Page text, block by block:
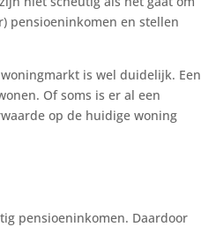
pensioeninkomen en stellen
is wel duidelijk. Een
Of soms is er al een
op de huidige woning
pensioeninkomen. Daardoor